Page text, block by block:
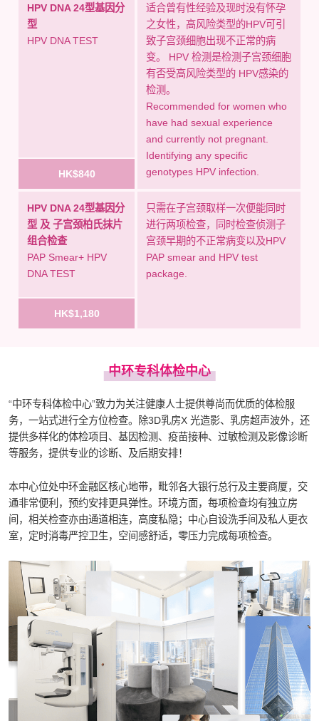
HPV DNA 24型基因分
型
HPV DNA TEST
适合曾有性经验及现时没有怀孕
之女性，高风险类型的HPV可引
致子宫颈细胞出现不正常的病
变。 HPV 检测是检测子宫颈细胞
有否受高风险类型的 HPV感染的
检测。
Recommended for women who
have had sexual experience
and currently not pregnant.
Identifying any specific
genotypes HPV infection.
HK$840
HPV DNA 24型基因分
型 及 子宫颈柏氏抹片
组合检查
PAP Smear+ HPV
DNA TEST
只需在子宫颈取样一次便能同时
进行两项检查，同时检查侦测子
宫颈早期的不正常病变以及HPV
PAP smear and HPV test
package.
HK$1,180
中环专科体检中心
“中环专科体检中心”致力为关注健康人士提供尊尚而优质的体检服
务，一站式进行全方位检查。除3D乳房X 光造影、乳房超声波外，还
提供多样化的体检项目、基因检测、疫苗接种、过敏检测及影像诊断
等服务，提供专业的诊断、及后期安排！
本中心位处中环金融区核心地带，毗邻各大银行总行及主要商厦，交
通非常便利，预约安排更具弹性。环境方面，每项检查均有独立房
间，相关检查亦由通道相连，高度私隐；中心自设洗手间及私人更衣
室，定时消毒严控卫生，空间感舒适，零压力完成每项检查。
“中环专科体检中心”致力为关注健康
人士提供尊尚而优质的体检服务，一
站式进行全方位检查。
如果您有任何疑问或需要进一步了
解，请随时与我们联系。谢谢您的支
祝您健康愉快！